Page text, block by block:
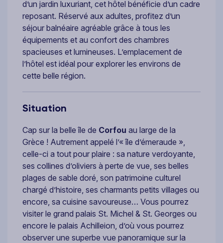
d’un jardin luxuriant, cet hôtel bénéficie d’un cadre
reposant. Réservé aux adultes, profitez d’un
séjour balnéaire agréable grâce à tous les
équipements et au confort des chambres
spacieuses et lumineuses. L’emplacement de
l’hôtel est idéal pour explorer les environs de
cette belle région.
Situation
Cap sur la belle île de Corfou au large de la
Grèce ! Autrement appelé l’« île d’émeraude »,
celle-ci a tout pour plaire : sa nature verdoyante,
ses collines d’oliviers à perte de vue, ses belles
plages de sable doré, son patrimoine culturel
chargé d’histoire, ses charmants petits villages ou
encore, sa cuisine savoureuse… Vous pourrez
visiter le grand palais St. Michel & St. Georges ou
encore le palais Achilleion, d’où vous pourrez
observer une superbe vue panoramique sur la